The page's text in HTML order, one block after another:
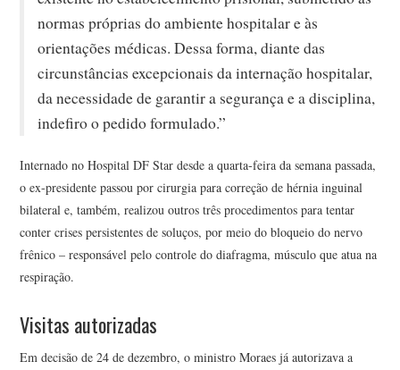
normas próprias do ambiente hospitalar e às
orientações médicas. Dessa forma, diante das
circunstâncias excepcionais da internação hospitalar,
da necessidade de garantir a segurança e a disciplina,
indefiro o pedido formulado.”
Internado no Hospital DF Star desde a quarta-feira da semana passada,
o ex-presidente passou por cirurgia para correção de hérnia inguinal
bilateral e, também, realizou outros três procedimentos para tentar
conter crises persistentes de soluços, por meio do bloqueio do nervo
frênico – responsável pelo controle do diafragma, músculo que atua na
respiração.
Visitas autorizadas
Em decisão de 24 de dezembro, o ministro Moraes já autorizava a